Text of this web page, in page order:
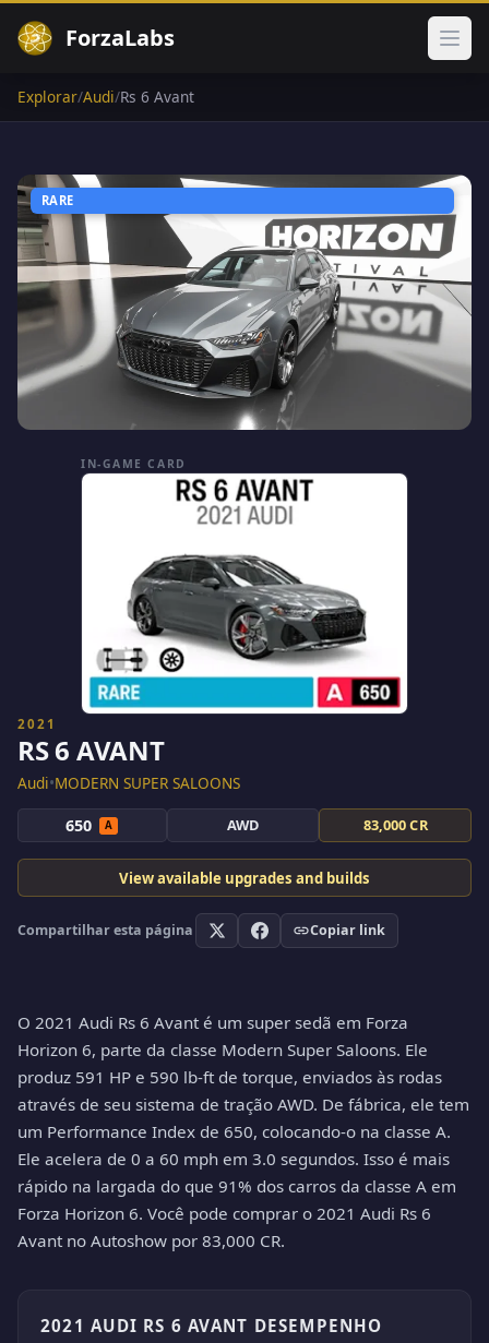
ForzaLabs
Explorar/Audi/Rs 6 Avant
RARE
IN-GAME CARD
2021
RS 6 AVANT
Audi•MODERN SUPER SALOONS
650 A AWD 83,000 CR
View available upgrades and builds
Compartilhar esta página Copiar link
O 2021 Audi Rs 6 Avant é um super sedã em Forza
Horizon 6, parte da classe Modern Super Saloons. Ele
produz 591 HP e 590 lb-ft de torque, enviados às rodas
através de seu sistema de tração AWD. De fábrica, ele tem
um Performance Index de 650, colocando-o na classe A.
Ele acelera de 0 a 60 mph em 3.0 segundos. Isso é mais
rápido na largada do que 91% dos carros da classe A em
Forza Horizon 6. Você pode comprar o 2021 Audi Rs 6
Avant no Autoshow por 83,000 CR.
2021 AUDI RS 6 AVANT DESEMPENHO